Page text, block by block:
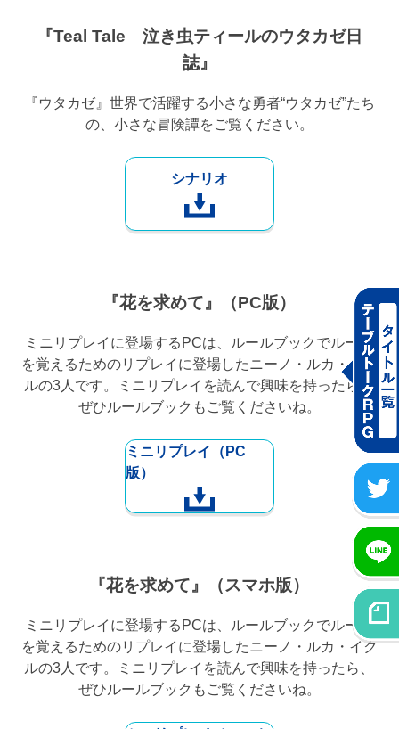
『Teal Tale 泣き虫ティールのウタカゼ日
誌』
『ウタカゼ』世界で活躍する小さな勇者“ウタカゼ”たち
の、小さな冒険譚をご覧ください。
シナリオ
『花を求めて』（PC版）
ミニリプレイに登場するPCは、ルールブックでルール
を覚えるためのリプレイに登場したニーノ・ルカ・イク
ルの3人です。ミニリプレイを読んで興味を持ったら、
ぜひルールブックもご覧くださいね。
ミニリプレイ（PC
版）
『花を求めて』（スマホ版）
ミニリプレイに登場するPCは、ルールブックでルール
を覚えるためのリプレイに登場したニーノ・ルカ・イク
ルの3人です。ミニリプレイを読んで興味を持ったら、
ぜひルールブックもご覧くださいね。